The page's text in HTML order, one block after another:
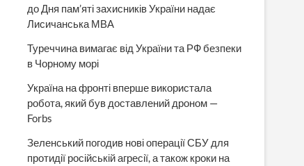
до Дня пам’яті захисників України надає
Лисичанська МВА
Туреччина вимагає від України та РФ безпеки
в Чорному морі
Україна на фронті вперше використала
робота, який був доставлений дроном —
Forbs
Зеленський погодив нові операції СБУ для
протидії російській агресії, а також кроки на